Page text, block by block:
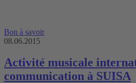
Bon à savoir
08.06.2015
Activité musicale
communication à SUISA